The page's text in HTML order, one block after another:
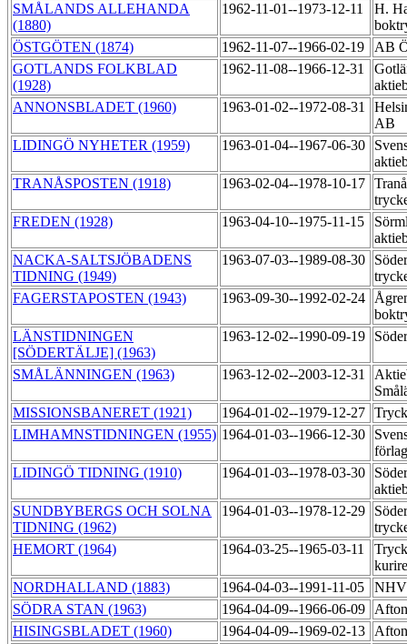
SMÅLANDS ALLEHANDA
(1880)
1962-11-01--1973-12-11
H.
ÖSTGÖTEN (1874)
1962-11-07--1966-02-19
AB
GOTLANDS FOLKBLAD
(1928)
1962-11-08--1966-12-31
ANNONSBLADET (1960)
1963-01-02--1972-08-31
AB
LIDINGÖ NYHETER (1959)
1963-01-04--1967-06-30
TRANÅSPOSTEN (1918)
1963-02-04--1978-10-17
FREDEN (1928)
1963-04-10--1975-11-15
NACKA-SALTSJÖBADENS
TIDNING (1949)
1963-07-03--1989-08-30
FAGERSTAPOSTEN (1943)
1963-09-30--1992-02-24
LÄNSTIDNINGEN
[SÖDERTÄLJE] (1963)
1963-12-02--1990-09-19
SMÅLÄNNINGEN (1963) 1963-12-02--2003-12-31
MISSIONSBANERET (1921)
1964-01-02--1979-12-27
LIMHAMNSTIDNINGEN (1955) 1964-01-03--1966-12-30
LIDINGÖ TIDNING (1910)
1964-01-03--1978-03-30
SUNDBYBERGS OCH SOLNA
TIDNING (1962)
1964-01-03--1978-12-29
HEMORT (1964)
1964-03-25--1965-03-11
NORDHALLAND (1883)
1964-04-03--1991-11-05
SÖDRA STAN (1963)
1964-04-09--1966-06-09
HISINGSBLADET (1960)
1964-04-09--1969-02-13